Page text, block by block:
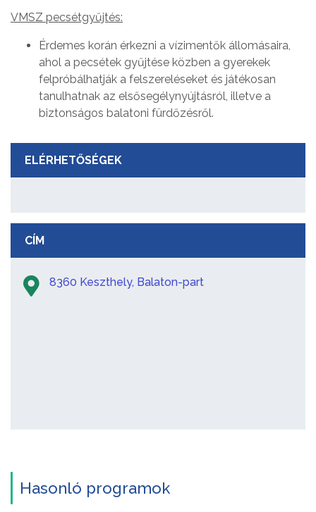
VMSZ pecsétgyűjtés:
Érdemes korán érkezni a vízimentők állomásaira,
ahol a pecsétek gyűjtése közben a gyerekek
felpróbálhatják a felszereléseket és játékosan
tanulhatnak az elsősegélynyújtásról, illetve a
biztonságos balatoni fürdőzésről.
ELÉRHETŐSÉGEK
CÍM
8360 Keszthely, Balaton-part
Hasonló programok